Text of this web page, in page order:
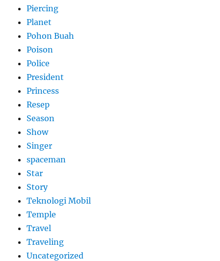
Piercing
Planet
Pohon Buah
Poison
Police
President
Princess
Resep
Season
Show
Singer
spaceman
Star
Story
Teknologi Mobil
Temple
Travel
Traveling
Uncategorized